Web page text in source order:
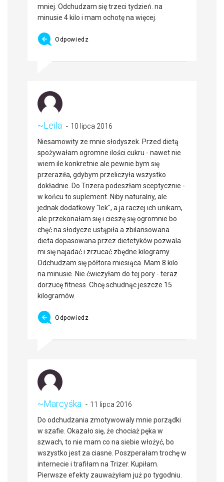
mniej. Odchudzam się trzeci tydzień. na
minusie 4 kilo i mam ochotę na więcej.
Odpowiedz
~Leila
10 lipca 2016
Niesamowity ze mnie słodyszek. Przed dietą
spożywałam ogromne ilości cukru - nawet nie
wiem ile konkretnie ale pewnie bym się
przeraziła, gdybym przeliczyła wszystko
dokładnie. Do Trizera podeszłam sceptycznie -
w końcu to suplement. Niby naturalny, ale
jednak dodatkowy "lek", a ja raczej ich unikam,
ale przekonałam się i cieszę się ogromnie bo
chęć na słodycze ustąpiła a zbilansowana
dieta dopasowana przez dietetyków pozwala
mi się najadać i zrzucać zbędne kilogramy.
Odchudzam się półtora miesiąca. Mam 8 kilo
na minusie. Nie ćwiczyłam do tej pory - teraz
dorzucę fitness. Chcę schudnąc jeszcze 15
kilogramów.
Odpowiedz
~Marcyśka
11 lipca 2016
Do odchudzania zmotywowaly mnie porządki
w szafie. Okazało się, że chociaż pęka w
szwach, to nie mam co na siebie włożyć, bo
wszystko jest za ciasne. Poszperałam trochę w
internecie i trafiłam na Trizer. Kupiłam.
Pierwsze efekty zauważyłam już po tygodniu.